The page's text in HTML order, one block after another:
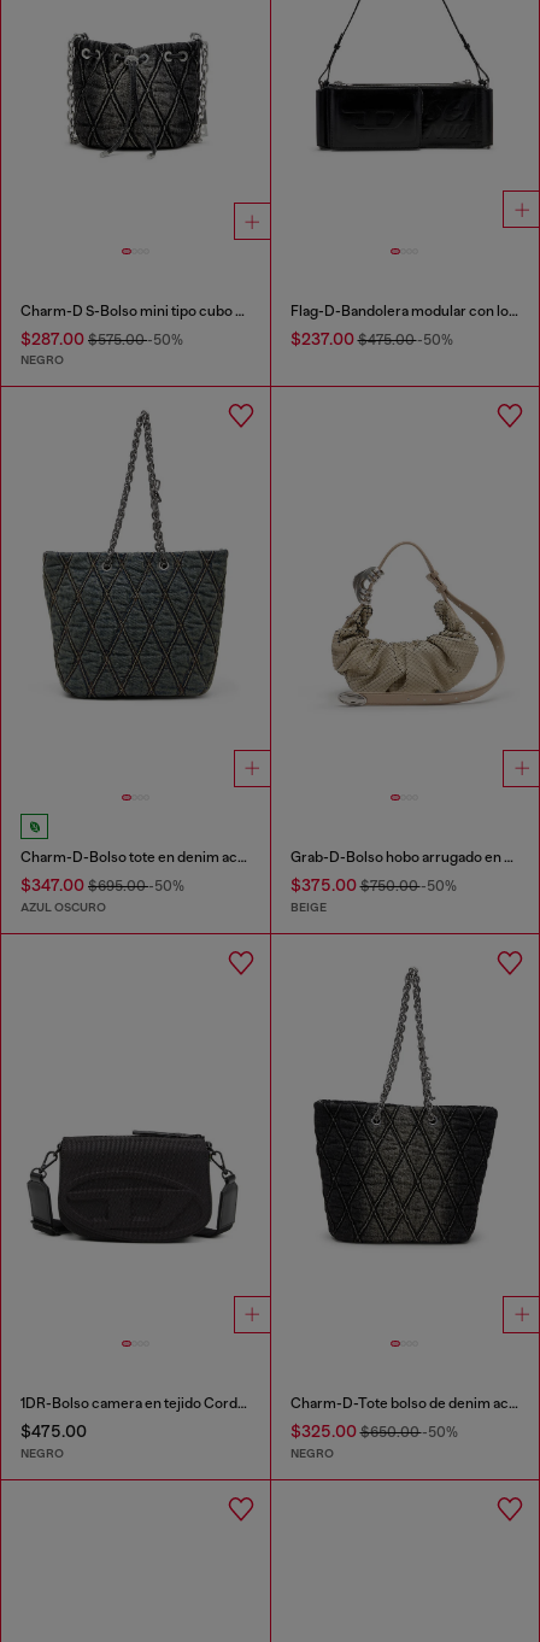
Charm-D S-Bolso mini tipo cubo en denim acolchado tratado
$287.00 $575.00-50%
NEGRO
Flag-D-Bandolera modular con logo en relieve y lavado oscuro
$237.00$475.00-50%
Charm-D-Bolso tote en denim acolchado
$347.00 $695.00-50%
AZUL OSCURO
Grab-D-Bolso hobo arrugado en piel efecto serpiente
$375.00$750.00-50%
BEIGE
1DR-Bolso camera en tejido Cordura
$475.00
NEGRO
Charm-D-Tote bolso de denim acolchado
$325.00$650.00-50%
NEGRO